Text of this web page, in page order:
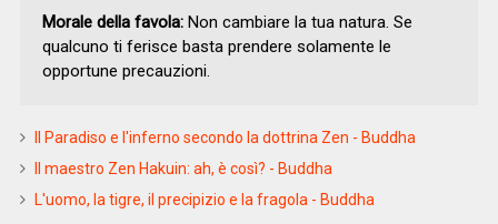
Morale della favola:Non cambiare la tua natura. Se
qualcuno ti ferisce basta prendere solamente le
opportune precauzioni.
Il Paradiso e l'inferno secondo la dottrina Zen - Buddha
Il maestro Zen Hakuin: ah, è così? - Buddha
L'uomo, la tigre, il precipizio e la fragola - Buddha